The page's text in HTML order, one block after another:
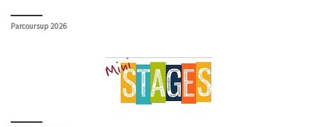
Parcoursup 2026